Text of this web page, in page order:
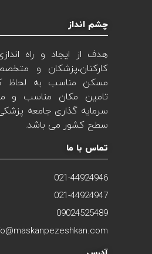
چشم انداز
هدف از ایجاد و راه
کارکنان،پزشکان و
مسکن مناسب به لحاظ
تامین مکان مناسب و
سرمایه گذاری جامعه
سطح کشور می باشد.
تماس با ما
021-44924946
021-44924947
09024525489